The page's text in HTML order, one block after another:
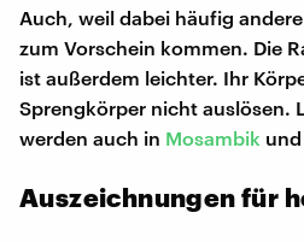
Auch, weil dabei häufig
zum Vorschein kommen. Die
ist außerdem leichter. Ihr
Sprengkörper nicht auslösen.
werden auch in Mosambik und
Auszeichnungen für